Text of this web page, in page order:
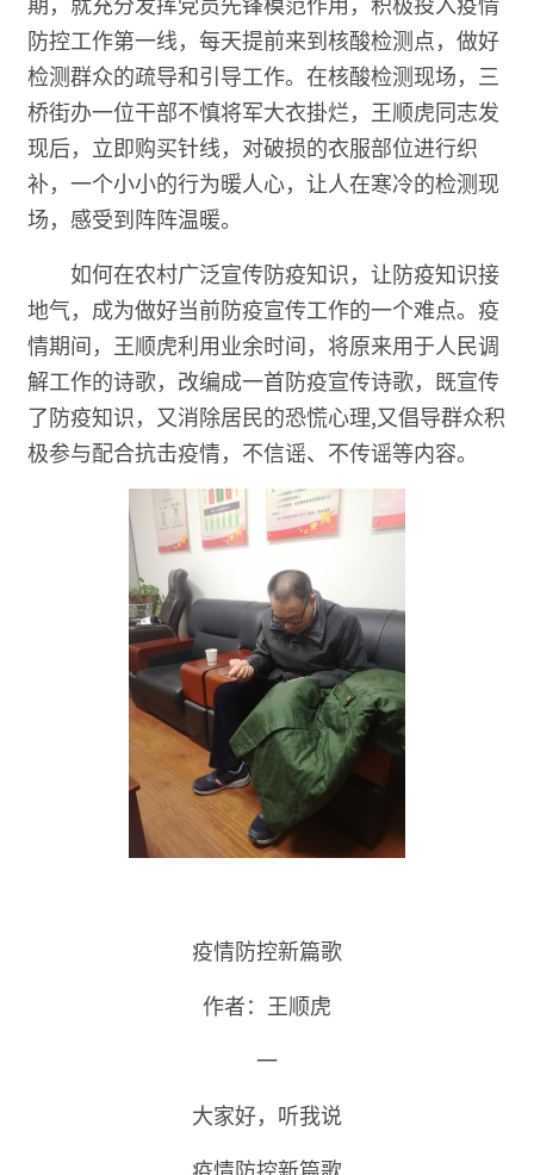
防控工作第一线，每天提前来到核酸检测点，做好
检测群众的疏导和引导工作。在核酸检测现场，三
桥街办一位干部不慎将军大衣掛烂，王顺虎同志发
现后，立即购买针线，对破损的衣服部位进行织
补，一个小小的行为暖人心，让人在寒冷的检测现
场，感受到阵阵温暖。
如何在农村广泛宣传防疫知识，让防疫知识接
地气，成为做好当前防疫宣传工作的一个难点。疫
情期间，王顺虎利用业余时间，将原来用于人民调
解工作的诗歌，改编成一首防疫宣传诗歌，既宣传
了防疫知识，又消除居民的恐慌心理,又倡导群众积
极参与配合抗击疫情，不信谣、不传谣等内容。
疫情防控新篇歌
作者：王顺虎
一
大家好，听我说